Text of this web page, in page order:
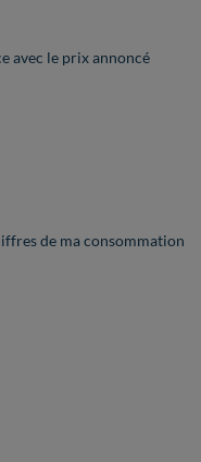
avec le prix annoncé
de ma consommation